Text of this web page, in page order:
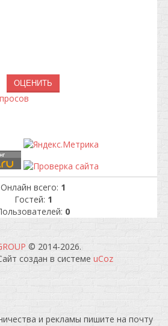
Онлайн всего: 1
Гостей: 1
0
© 2014-2026.
создан в системе uCoz
и рекламы пишите на почту